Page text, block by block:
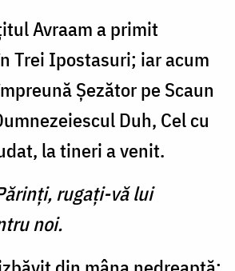
Avraam a primit
Trei Ipostasuri; iar acum
Şezător pe Scaun
Duh, Cel cu
la tineri a venit.
rugaţi-vă lui
noi.